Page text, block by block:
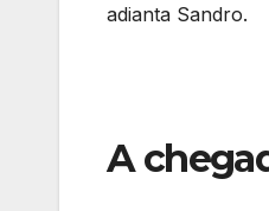
adianta Sandro.
A